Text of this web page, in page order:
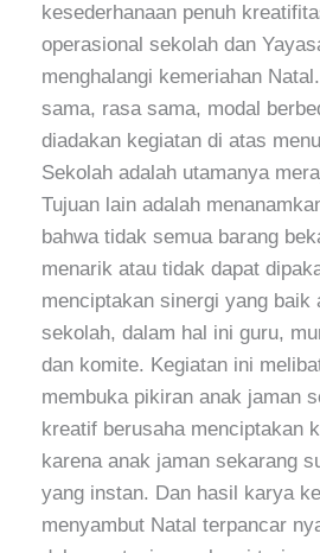
kesederhanaan penuh
operasional sekolah dan
menghalangi kemeriahan
sama, rasa sama, modal
diadakan kegiatan di atas
Sekolah adalah utamanya
Tujuan lain adalah
bahwa tidak semua barang
menarik atau tidak dapat
menciptakan sinergi yang baik
sekolah, dalam hal ini guru,
dan komite. Kegiatan ini
membuka pikiran anak jaman
kreatif berusaha menciptakan
karena anak jaman sekarang
yang instan. Dan hasil karya
menyambut Natal terpancar